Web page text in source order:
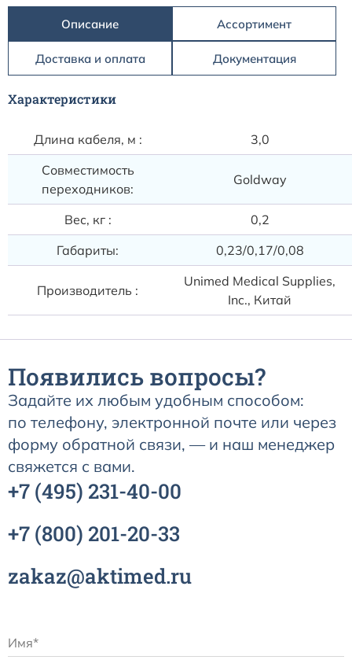
Описание Ассортимент
Доставка и оплата Документация
Характеристики
Длина кабеля, м :
3,0
Совместимость
переходников:
Goldway
Вес, кг :
0,2
Габариты:
0,23/0,17/0,08
Производитель :
Unimed Medical Supplies,
Inc., Китай
Появились вопросы?
Задайте их любым удобным способом:
по телефону, электронной почте или через
форму обратной связи, — и наш менеджер
свяжется с вами.
+7 (495) 231-40-00
+7 (800) 201-20-33
zakaz@aktimed.ru
Расходные материалы к аппаратам Philips